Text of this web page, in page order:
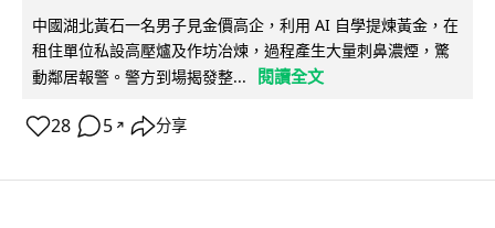
中國湖北黃石一名男子見金價高企，利用 AI 自學提煉黃金，在
租住單位私設高壓爐及作坊冶煉，過程產生大量刺鼻濃煙，驚
動鄰居報警。警方到場揭發整...
閱讀全文
28 5 ↗ 分享